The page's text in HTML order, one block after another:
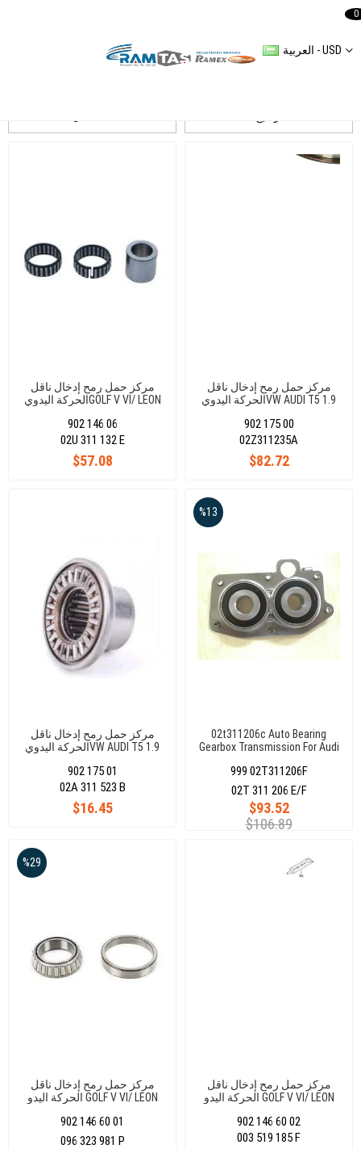
العربية - USD
0
مركز حمل رمح إدخال ناقل
الحركة اليدويGOLF V VI/ LEON
32 X 25 02U311132E
902 146 06
$57.08
02U 311 132 E
مركز حمل رمح إدخال ناقل
الحركة اليدويVW AUDI T5 1.9
902 175 00
$82.72
02Z311235A
مركز حمل رمح إدخال ناقل
الحركة اليدويVW AUDI T5 1.9
902 175 01
$16.45
02A 311 523 B
02t311206c Auto Bearing
Gearbox Transmission For Audi
999 02T311206F
$93.52
$106.89
%13
02T 311 206 E/F
مركز حمل رمح إدخال ناقل
الحركة اليدو GOLF V VI/ LEON
41X68X18/13,50/17,5
096323981P
902 146 60 01
%29
096 323 981 P
مركز حمل رمح إدخال ناقل
الحركة اليدو GOLF V VI/ LEON
38,1X65X18 003519185F
902 146 60 02
003 519 185 F